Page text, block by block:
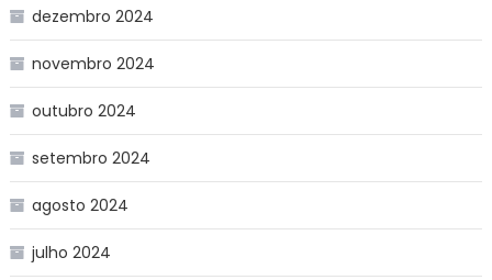
dezembro 2024
novembro 2024
outubro 2024
setembro 2024
agosto 2024
julho 2024